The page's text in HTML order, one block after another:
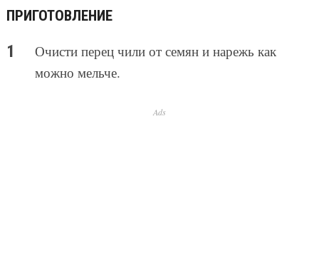
ПРИГОТОВЛЕНИЕ
Очисти перец чили от семян и нарежь как
можно мельче.
Ads